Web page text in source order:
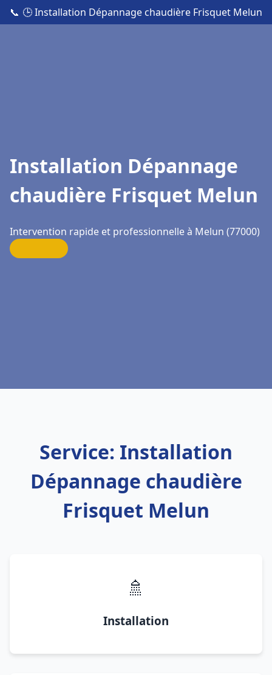
📞 🕒 Installation Dépannage chaudière Frisquet Melun
Installation Dépannage
chaudière Frisquet Melun
Intervention rapide et professionnelle à Melun (77000)
Service: Installation
Dépannage chaudière
Frisquet Melun
🚿
Installation